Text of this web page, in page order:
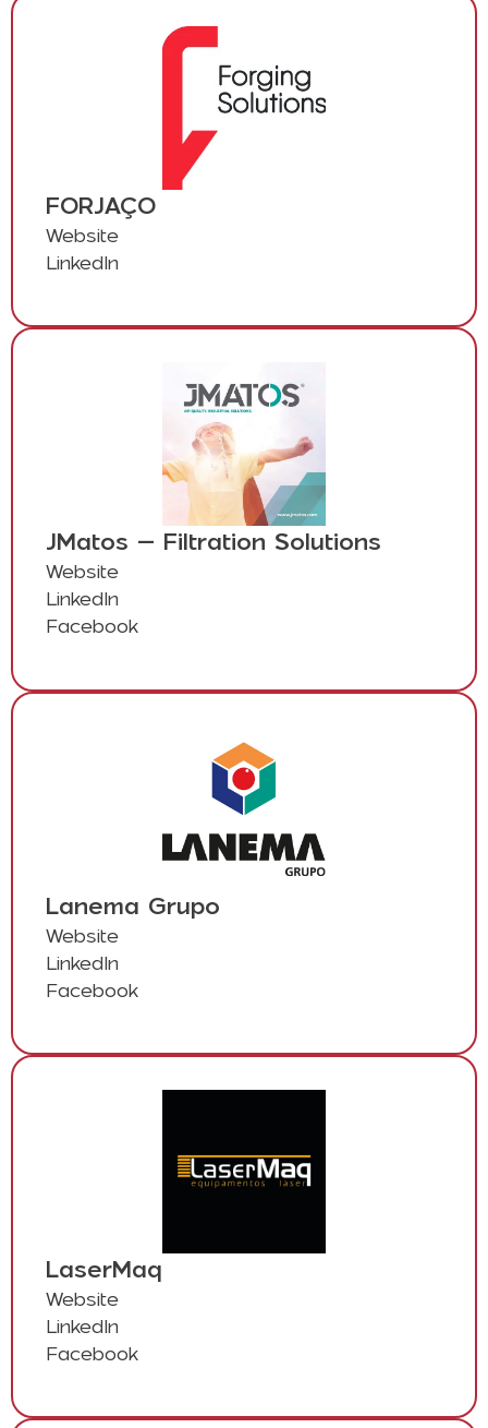
FORJAÇO
Website
LinkedIn
JMatos – Filtration Solutions
Website
LinkedIn
Facebook
Lanema Grupo
Website
LinkedIn
Facebook
LaserMaq
Website
LinkedIn
Facebook